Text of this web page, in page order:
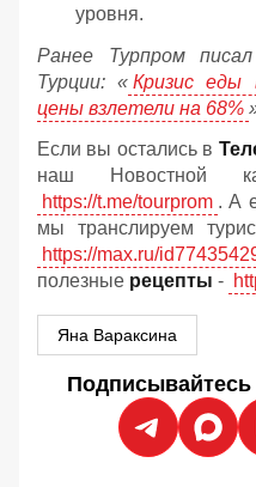
уровня.
Ранее Турпром
Турции: « Кризис еды
цены взлетели на 68%
Если вы остались в
наш Новостной
https://t.me/tourprom . А
мы транслируем
https://max.ru/
полезные рецепты -
Яна Вараксина
Подписывайтесь